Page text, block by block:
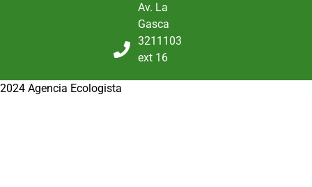
Av. La
Gasca
3211103
ext 16
2024 Agencia Ecologista